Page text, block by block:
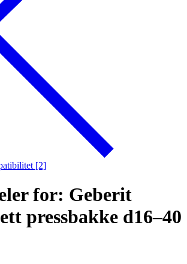
[2]
for: Geberit
pressbakke d16–40